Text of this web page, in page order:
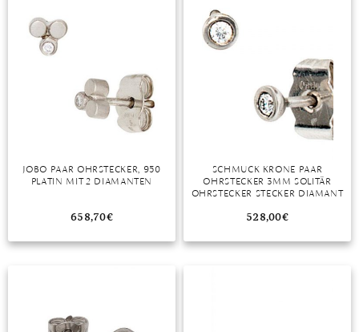
JOBO PAAR OHRSTECKER, 950
PLATIN MIT 2 DIAMANTEN
658,70€
SCHMUCK KRONE PAAR
OHRSTECKER 3MM SOLITÄR
OHRSTECKER STECKER DIAMANT
PLATIN 950
528,00€